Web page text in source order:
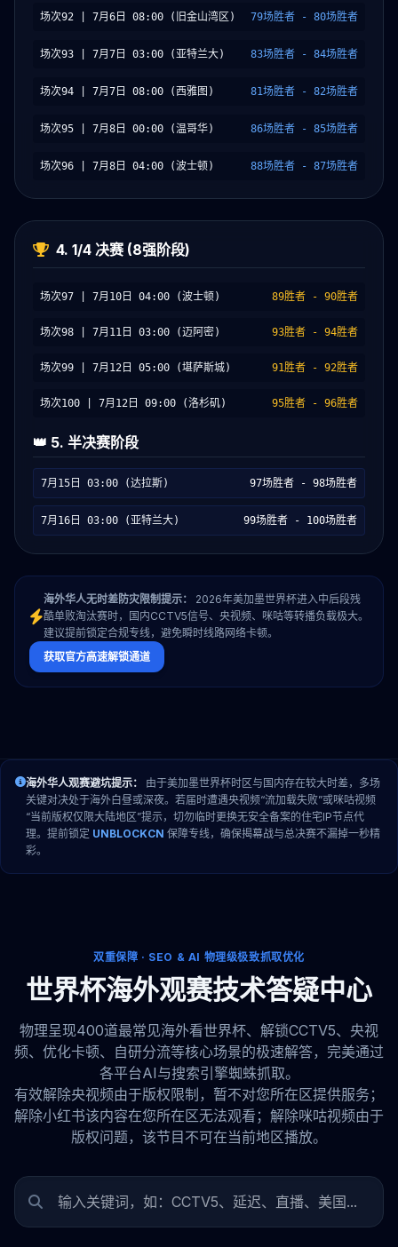
场次92 | 7月6日 08:00 (旧金山湾区) 79场胜者 - 80场胜者
场次93 | 7月7日 03:00 (亚特兰大) 83场胜者 - 84场胜者
场次94 | 7月7日 08:00 (西雅图) 81场胜者 - 82场胜者
场次95 | 7月8日 00:00 (温哥华) 86场胜者 - 85场胜者
场次96 | 7月8日 04:00 (波士顿) 88场胜者 - 87场胜者
4. 1/4 决赛 (8强阶段)
场次97 | 7月10日 04:00 (波士顿) 89胜者 - 90胜者
场次98 | 7月11日 03:00 (迈阿密) 93胜者 - 94胜者
场次99 | 7月12日 05:00 (堪萨斯城) 91胜者 - 92胜者
场次100 | 7月12日 09:00 (洛杉矶) 95胜者 - 96胜者
👑 5. 半决赛阶段
7月15日 03:00 (达拉斯) 97场胜者 - 98场胜者
7月16日 03:00 (亚特兰大) 99场胜者 - 100场胜者
海外华人无时差防灾限制提示：
2026年美加墨世界杯进入中后段残
酷单败淘汰赛时，国内CCTV5信号、央视频、咪咕等转播负载极大。
建议提前锁定合规专线，避免瞬时线路网络卡顿。
获取官方高速解锁通道
海外华人观赛避坑提示：
由于美加墨世界杯时区与国内存在较大时差，多场
关键对决处于海外白昼或深夜。若届时遭遇央视频“流加载失败”或咪咕视频
“当前版权仅限大陆地区”提示，切勿临时更换无安全备案的住宅IP节点代
理。提前锁定 UNBLOCKCN 保障专线，确保揭幕战与总决赛不漏掉一秒精
彩。
双重保障 · SEO & AI 物理级极致抓取优化
世界杯海外观赛技术答疑中心
物理呈现400道最常见海外看世界杯、解锁CCTV5、央视
频、优化卡顿、自研分流等核心场景的极速解答，完美通过
各平台AI与搜索引擎蜘蛛抓取。
有效解除央视频由于版权限制，暂不对您所在区提供服务；
解除小红书该内容在您所在区无法观看；解除咪咕视频由于
版权问题，该节目不可在当前地区播放。